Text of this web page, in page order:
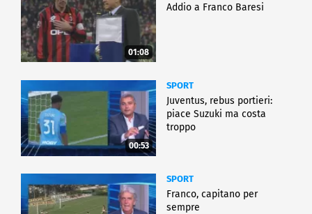
01:08
Addio a Franco Baresi
00:53
SPORT
Juventus, rebus portieri:
piace Suzuki ma costa
troppo
SPORT
Franco, capitano per
sempre